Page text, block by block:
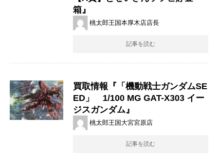
箱』
桃太郎王国本厚木店店長
記事を読む
買取情報『​「機動戦士ガンダムSE
ED」 1/100 ​MG ​GAT-X303 ​イー
ジスガンダム』
桃太郎王国大宮宮原店
記事を読む